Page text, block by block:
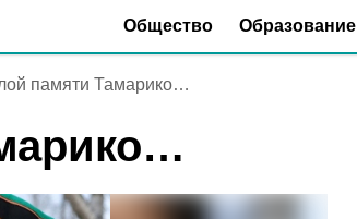
Общество Образование
памяти Тамарико…